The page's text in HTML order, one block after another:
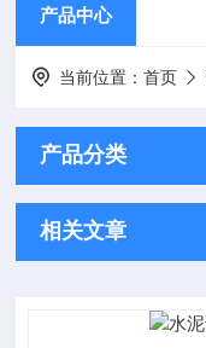
产品中心
当前位置：首页
产品分类
相关文章